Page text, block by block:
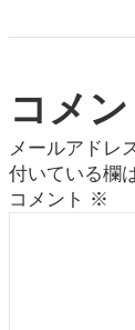
コメ
メールアドレ
付いている欄
コメント ※